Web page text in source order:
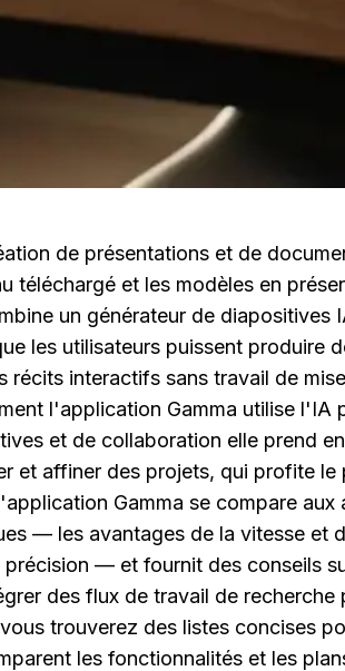
de présentations et de
téléchargé et les modèles en
un générateur de diapositives
les utilisateurs puissent produire
récits interactifs sans travail de
l'application Gamma utilise l'IA
et de collaboration elle prend
et affiner des projets, qui profite le
Gamma se compare aux
— les avantages de la vitesse et
— et fournit des conseils
des flux de travail de recherche
trouverez des listes concises
les fonctionnalités et les